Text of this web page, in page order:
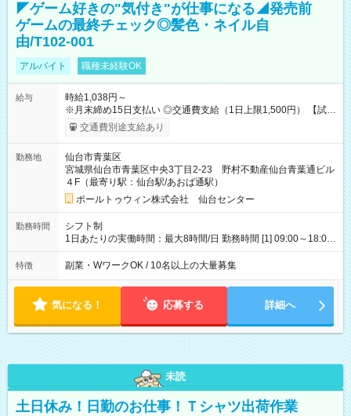
◤ゲーム好きの"気付き"が仕事になる◢発売前
ゲームの最終チェック◎髪色・ネイル自
由/T102-001
アルバイト 職種未経験OK
給与
時給1,038円～
※月末締め15日支払い ◎交通費支給（1日上限1,500円） 【試用
期間】試用期間なし
交通費別途支給あり
勤務地
仙台市青葉区
宮城県仙台市青葉区中央3丁目2-23 野村不動産仙台青葉通ビル
４F（最寄り駅：仙台駅/あおば通駅）
ポールトゥウィン株式会社 仙台センター
勤務時間
シフト制
1日あたりの実働時間：最大8時間/日 勤務時間 [1] 09:00～18:00
[2] 10:00～19:00 [3] 10:30～19:30 最低勤務日数(週)：2日 【シ
フトの決め方】 シフトサイクル：1ヶ月 シフト提出期限：シフ
・昼休憩1時間、その他小休憩あり
特徴 副業・WワークOK / 10名以上の大量募集
気になる！ 応募する 詳細へ
未読
土日休み！日勤のお仕事！Ｔシャツ出荷作業